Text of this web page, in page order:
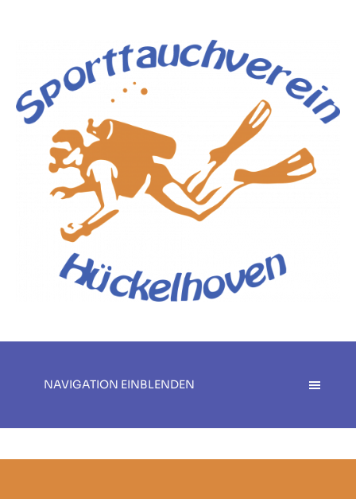
NAVIGATION EINBLENDEN